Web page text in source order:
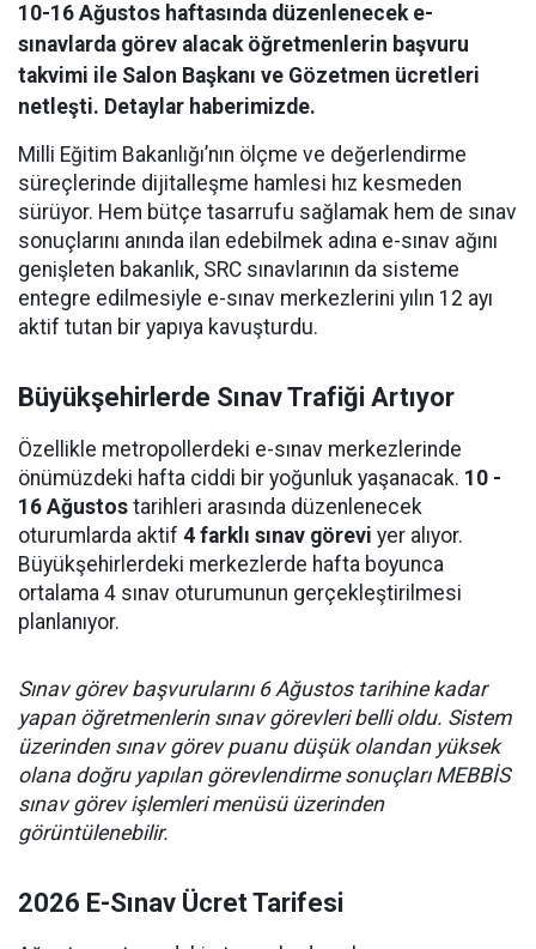
10-16 Ağustos haftasında düzenlenecek e-
sınavlarda görev alacak öğretmenlerin başvuru
takvimi ile Salon Başkanı ve Gözetmen ücretleri
netleşti. Detaylar haberimizde.
Milli Eğitim Bakanlığı’nın ölçme ve değerlendirme
süreçlerinde dijitalleşme hamlesi hız kesmeden
sürüyor. Hem bütçe tasarrufu sağlamak hem de sınav
sonuçlarını anında ilan edebilmek adına e-sınav ağını
genişleten bakanlık, SRC sınavlarının da sisteme
entegre edilmesiyle e-sınav merkezlerini yılın 12 ayı
aktif tutan bir yapıya kavuşturdu.
Büyükşehirlerde Sınav Trafiği Artıyor
Özellikle metropollerdeki e-sınav merkezlerinde
önümüzdeki hafta ciddi bir yoğunluk yaşanacak. 10 -
16 Ağustos tarihleri arasında düzenlenecek
oturumlarda aktif 4 farklı sınav görevi yer alıyor.
Büyükşehirlerdeki merkezlerde hafta boyunca
ortalama 4 sınav oturumunun gerçekleştirilmesi
planlanıyor.
Sınav görev başvurularını 6 Ağustos tarihine kadar
yapan öğretmenlerin sınav görevleri belli oldu. Sistem
üzerinden sınav görev puanu düşük olandan yüksek
olana doğru yapılan görevlendirme sonuçları MEBBİS
sınav görev işlemleri menüsü üzerinden
görüntülenebilir.
2026 E-Sınav Ücret Tarifesi